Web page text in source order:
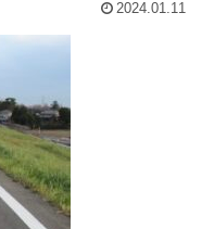
2024.01.11